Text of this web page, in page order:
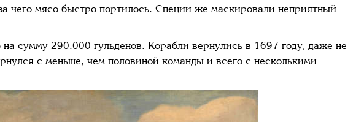
чего мясо быстро портилось. Специи же маскировали неприятный
сумму 290.000 гульденов. Корабли вернулись в 1697 году, даже не
с меньше, чем половиной команды и всего с несколькими